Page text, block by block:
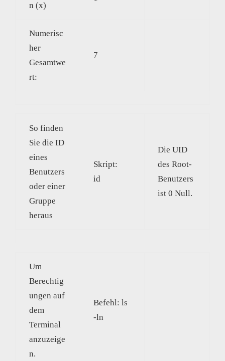
n (x)
Numerisc
her
Gesamtwe
rt:
7
So finden
Sie die ID
eines
Benutzers
oder einer
Gruppe
heraus
Skript:
id
Die UID
des Root-
Benutzers
ist 0 Null.
Um
Berechtig
ungen auf
dem
Terminal
anzuzeige
n.
Befehl: ls
-ln